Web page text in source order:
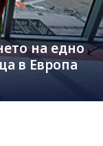
на едно
в Европа